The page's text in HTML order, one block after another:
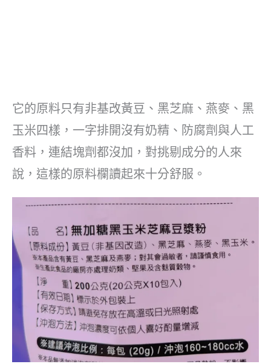
它的原料只有非基改黃豆、黑芝麻、燕麥、黑
玉米四樣，一字排開沒有奶精、防腐劑與人工
香料，連結塊劑都沒加，對挑剔成分的人來
說，這樣的原料欄讀起來十分舒服。